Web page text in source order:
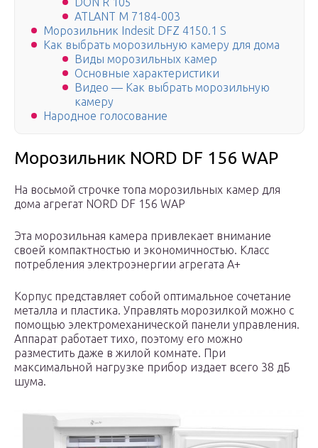
ATLANT М 7184-003
Морозильник Indesit DFZ 4150.1 S
Как выбрать морозильную камеру для дома
Виды морозильных камер
Основные характеристики
Видео — Как выбрать морозильную
камеру
Народное голосование
Морозильник NORD DF 156 WAP
На восьмой строчке топа морозильных камер для
дома агрегат NORD DF 156 WAP
Эта морозильная камера привлекает внимание
своей компактностью и экономичностью. Класс
потребления электроэнергии агрегата А+
Корпус представляет собой оптимальное сочетание
металла и пластика. Управлять морозилкой можно с
помощью электромеханической панели управления.
Аппарат работает тихо, поэтому его можно
разместить даже в жилой комнате. При
максимальной нагрузке прибор издает всего 38 дБ
шума.